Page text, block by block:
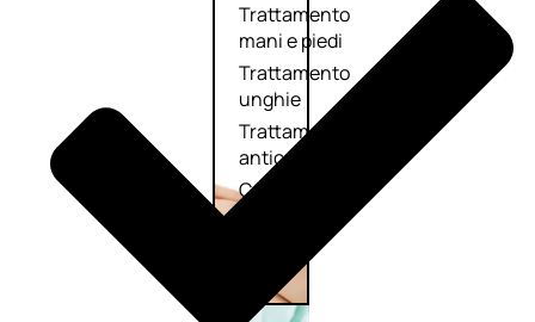
Trattamento
mani e piedi
Trattamento
unghie
Trattamento
anticellulite
Cofanetti